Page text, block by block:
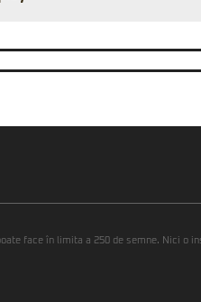
face în limita a 250 de semne. Nici o